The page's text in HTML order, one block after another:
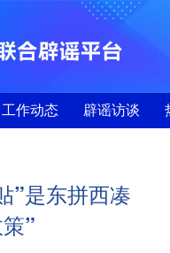
工作动态 辟谣访谈
”是东拼西凑
”